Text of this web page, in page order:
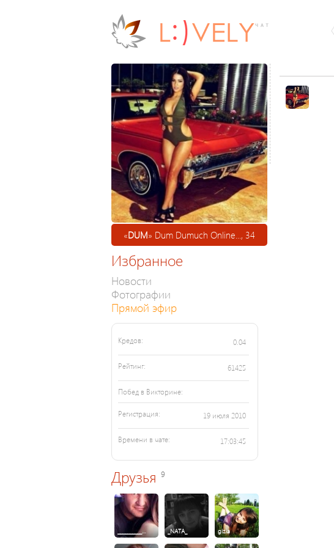
«DUM» Dum Dumuch Online..., 34
Избранное
Новости
Фотографии
Прямой эфир
Кредов: 0.04
Рейтинг: 61425
Побед в Викторине:
Регистрация: 19 июля 2010
Времени в чате: 17:03:45
Друзья 9
__________… _NATA_ gizia